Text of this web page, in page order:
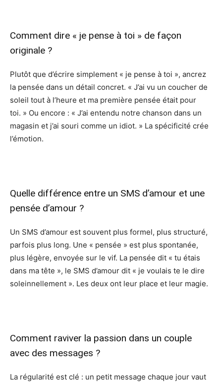
Comment dire « je pense à toi » de façon
originale ?
Plutôt que d’écrire simplement « je pense à toi », ancrez
la pensée dans un détail concret. « J’ai vu un coucher de
soleil tout à l’heure et ma première pensée était pour
toi. » Ou encore : « J’ai entendu notre chanson dans un
magasin et j’ai souri comme un idiot. » La spécificité crée
l’émotion.
Quelle différence entre un SMS d’amour et une
pensée d’amour ?
Un SMS d’amour est souvent plus formel, plus structuré,
parfois plus long. Une « pensée » est plus spontanée,
plus légère, envoyée sur le vif. La pensée dit « tu étais
dans ma tête », le SMS d’amour dit « je voulais te le dire
soleinnellement ». Les deux ont leur place et leur magie.
Comment raviver la passion dans un couple
avec des messages ?
La régularité est clé : un petit message chaque jour vaut